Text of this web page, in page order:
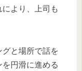
より、上司も
と場所で話を
円滑に進める